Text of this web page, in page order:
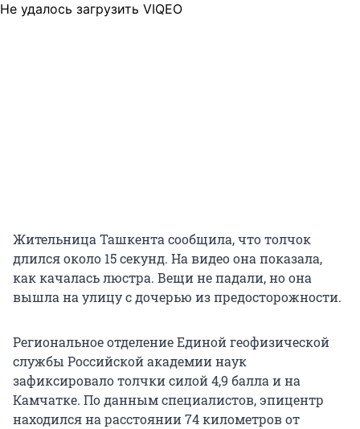
Не удалось загрузить VIQEO
Жительница Ташкента сообщила, что толчок
длился около 15 секунд. На видео она показала,
как качалась люстра. Вещи не падали, но она
вышла на улицу с дочерью из предосторожности.
Региональное отделение Единой геофизической
службы Российской академии наук
зафиксировало толчки силой 4,9 балла и на
Камчатке. По данным специалистов, эпицентр
находился на расстоянии 74 километров от